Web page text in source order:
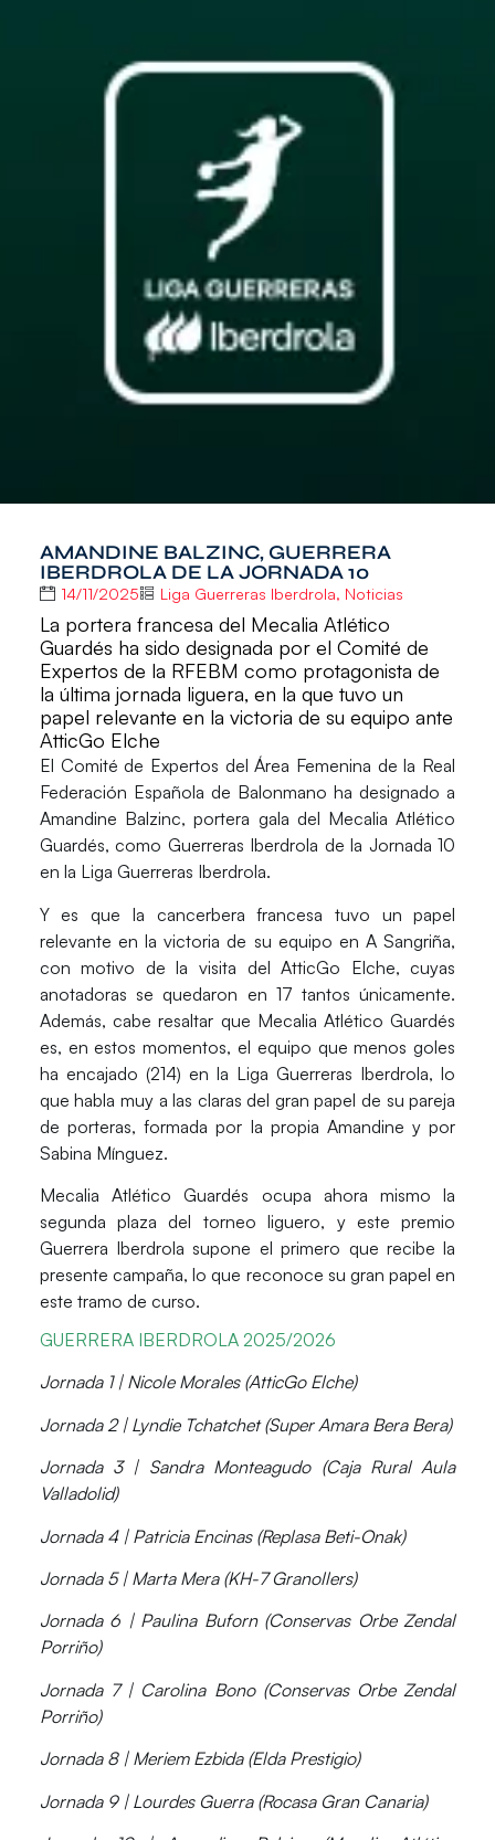
AMANDINE BALZINC, GUERRERA
IBERDROLA DE LA JORNADA 10
14/11/2025 Liga Guerreras Iberdrola, Noticias
La portera francesa del Mecalia Atlético
Guardés ha sido designada por el Comité de
Expertos de la RFEBM como protagonista de
la última jornada liguera, en la que tuvo un
papel relevante en la victoria de su equipo ante
AtticGo Elche
El Comité de Expertos del Área Femenina de la Real
Federación Española de Balonmano ha designado a
Amandine Balzinc, portera gala del Mecalia Atlético
Guardés, como Guerreras Iberdrola de la Jornada 10
en la Liga Guerreras Iberdrola.
Y es que la cancerbera francesa tuvo un papel
relevante en la victoria de su equipo en A Sangriña,
con motivo de la visita del AtticGo Elche, cuyas
anotadoras se quedaron en 17 tantos únicamente.
Además, cabe resaltar que Mecalia Atlético Guardés
es, en estos momentos, el equipo que menos goles
ha encajado (214) en la Liga Guerreras Iberdrola, lo
que habla muy a las claras del gran papel de su pareja
de porteras, formada por la propia Amandine y por
Sabina Mínguez.
Mecalia Atlético Guardés ocupa ahora mismo la
segunda plaza del torneo liguero, y este premio
Guerrera Iberdrola supone el primero que recibe la
presente campaña, lo que reconoce su gran papel en
este tramo de curso.
GUERRERA IBERDROLA 2025/2026
Jornada 1 | Nicole Morales (AtticGo Elche)
Jornada 2 | Lyndie Tchatchet (Super Amara Bera Bera)
Jornada 3 | Sandra Monteagudo (Caja Rural Aula
Valladolid)
Jornada 4 | Patricia Encinas (Replasa Beti-Onak)
Jornada 5 | Marta Mera (KH-7 Granollers)
Jornada 6 | Paulina Buforn (Conservas Orbe Zendal
Porriño)
Jornada 7 | Carolina Bono (Conservas Orbe Zendal
Porriño)
Jornada 8 | Meriem Ezbida (Elda Prestigio)
Jornada 9 | Lourdes Guerra (Rocasa Gran Canaria)